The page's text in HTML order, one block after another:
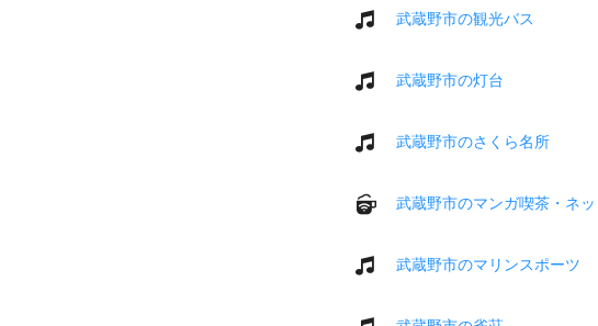
武蔵野市の観光バス
武蔵野市の灯台
武蔵野市のさくら名所
武蔵野市のマンガ喫茶・ネ
武蔵野市のマリンスポーツ